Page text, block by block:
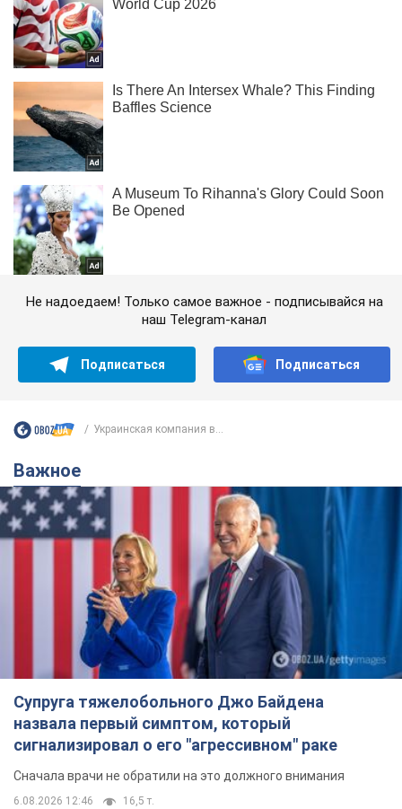
Не надоедаем! Только самое важное - подписывайся на
наш Telegram-канал
Подписаться Подписаться
Украинская компания в...
Важное
Супруга тяжелобольного Джо Байдена
назвала первый симптом, который
сигнализировал о его "агрессивном" раке
Сначала врачи не обратили на это должного внимания
6.08.2026 12:46 16,5 т.